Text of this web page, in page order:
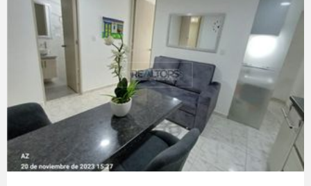
VIEW DETAILS